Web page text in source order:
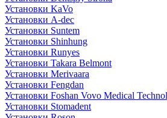
Установки KaVo
Установки A-dec
Установки Suntem
Установки Shinhung
Установки Runyes
Установки Takara Belmont
Установки Merivaara
Установки Fengdan
Установки Foshan Vovo Medical
Установки Stomadent